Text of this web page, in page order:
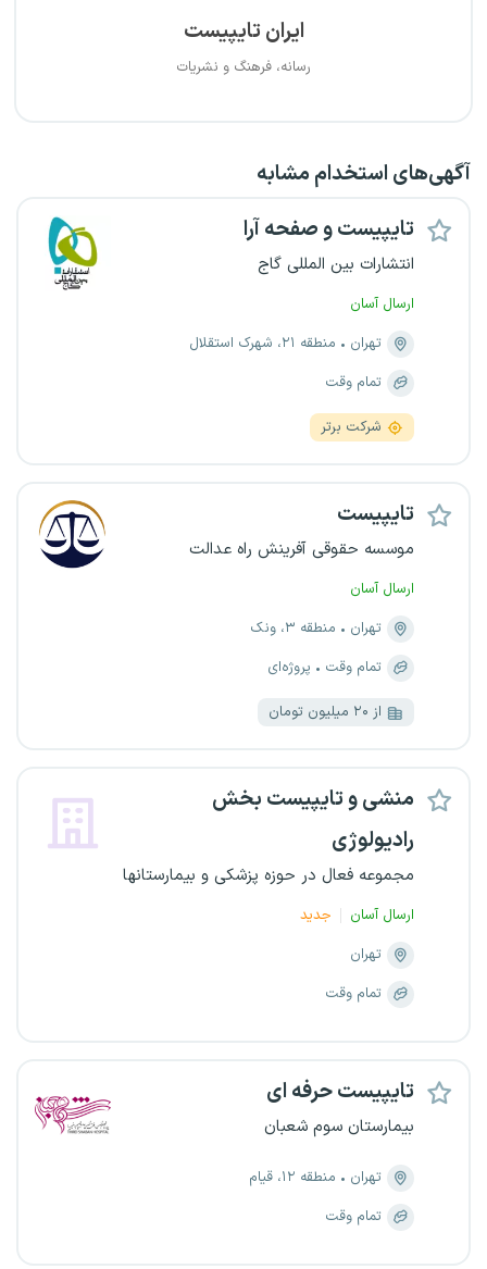
ایران تایپیست
رسانه، فرهنگ و نشریات
آگهی‌های استخدام مشابه
تایپیست و صفحه آرا
انتشارات بین المللی گاج
ارسال آسان
تهران
منطقه ۲۱، شهرک استقلال
تمام وقت
شرکت برتر
تایپیست
موسسه حقوقی آفرینش راه عدالت
ارسال آسان
تهران
منطقه ۳، ونک
تمام وقت
پروژه‌ای
از ۲۰ میلیون تومان
منشی و تایپیست بخش
رادیولوژی
مجموعه فعال در حوزه پزشکی و بیمارستانها
ارسال آسان
جدید
تهران
تمام وقت
تایپیست حرفه ای
بیمارستان سوم شعبان
تهران
منطقه ۱۲، قیام
تمام وقت